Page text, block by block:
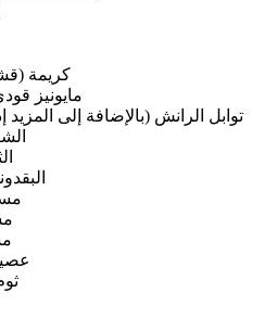
كريمة
مايونيز
توابل الرانش (بالإضافة إلى المزيد